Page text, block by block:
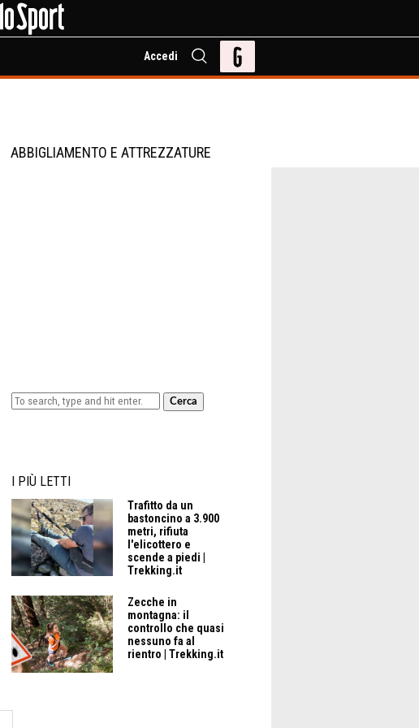
Accedi
ABBIGLIAMENTO E ATTREZZATURE
Cerca
I PIÙ LETTI
Trafitto da un
bastoncino a 3.900
metri, rifiuta
l'elicottero e
scende a piedi |
Trekking.it
Zecche in
montagna: il
controllo che quasi
nessuno fa al
rientro | Trekking.it